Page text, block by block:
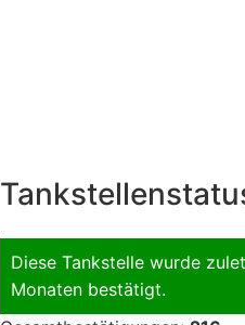
Diese Tankstelle wurde
Monaten bestätigt.